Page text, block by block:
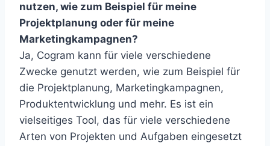
nutzen, wie zum Beispiel für meine
Projektplanung oder für meine
Marketingkampagnen?
Ja, Cogram kann für viele verschiedene
Zwecke genutzt werden, wie zum Beispiel für
die Projektplanung, Marketingkampagnen,
Produktentwicklung und mehr. Es ist ein
vielseitiges Tool, das für viele verschiedene
Arten von Projekten und Aufgaben eingesetzt